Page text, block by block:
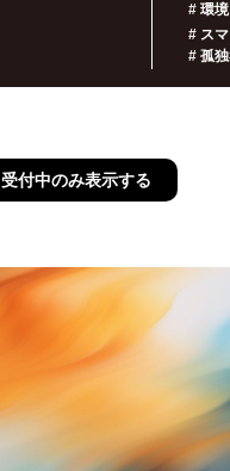
# 環
# ス
# 孤独
受付中のみ表示する